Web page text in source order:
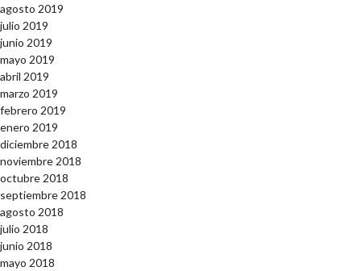
agosto 2019
julio 2019
junio 2019
mayo 2019
abril 2019
marzo 2019
febrero 2019
enero 2019
diciembre 2018
noviembre 2018
octubre 2018
septiembre 2018
agosto 2018
julio 2018
junio 2018
mayo 2018